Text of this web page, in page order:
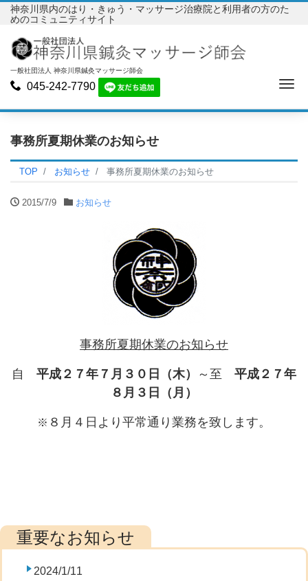
神奈川県内のはり・きゅう・マッサージ治療院と利用者の方のた
めのコミュニティサイト
一般社団法人 神奈川県鍼灸マッサージ師会
045-242-7790
事務所夏期休業のお知らせ
TOP お知らせ 事務所夏期休業のお知らせ
2015/7/9 お知らせ
事務所夏期休業のお知らせ
自 平成２７年７月３０日（木） ～至 平成２７年
８月３日（月）
※ ８月４日より平常通り業務を致します。
2024/1/11